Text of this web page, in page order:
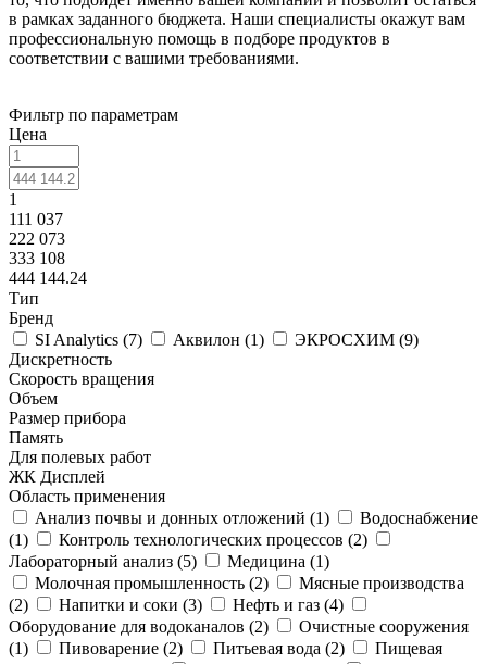
в рамках заданного бюджета. Наши специалисты окажут вам
профессиональную помощь в подборе продуктов в
соответствии с вашими требованиями.
Фильтр по параметрам
Цена
1
111 037
222 073
333 108
444 144.24
Тип
Бренд
SI Analytics (7) Аквилон (1) ЭКРОСХИМ (9)
Дискретность
Скорость вращения
Объем
Размер прибора
Память
Для полевых работ
ЖК Дисплей
Область применения
Анализ почвы и донных отложений (1)
Водоснабжение
(1) Контроль технологических процессов (2)
Лабораторный анализ (5) Медицина (1)
Молочная промышленность (2)
Мясные производства
(2) Напитки и соки (3) Нефть и газ (4)
Оборудование для водоканалов (2)
Очистные сооружения
(1) Пивоварение (2) Питьевая вода (2)
Пищевая